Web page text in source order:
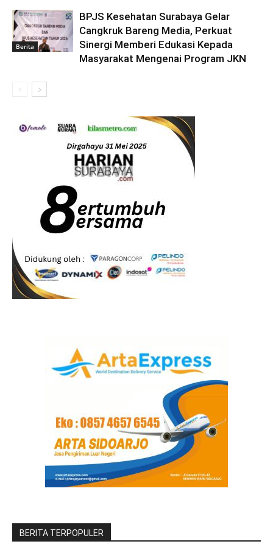
Berita
BPJS Kesehatan Surabaya Gelar
Cangkruk Bareng Media, Perkuat
Sinergi Memberi Edukasi Kepada
Masyarakat Mengenai Program JKN
BERITA TERPOPULER